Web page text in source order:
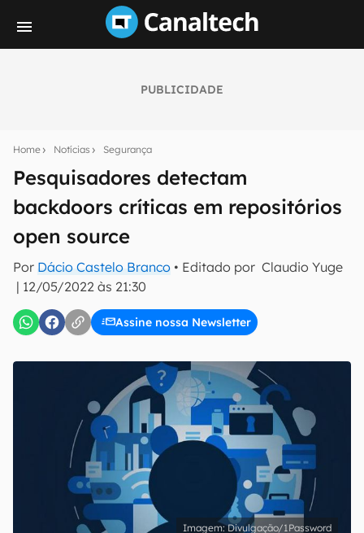
PUBLICIDADE
Home Notícias Segurança
Pesquisadores detectam
backdoors críticas em repositórios
open source
Por Dácio Castelo Branco • Editado por Claudio Yuge
| 12/05/2022 às 21:30
Assine nossa Newsletter
notícias e reviews sobre tecnologia em primeira
E-mail
inscreva-se
Confirmo que li, aceito e concordo com os Termos de
Uso e Política de Privacidade do Canaltech.
Divulgação/1Password